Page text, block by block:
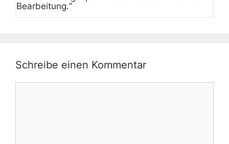
Bearbeitung.“
Schreibe einen Kommentar
Kommentar